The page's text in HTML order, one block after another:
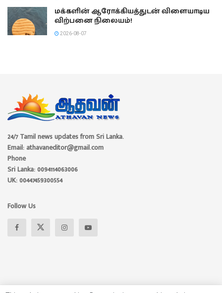
மக்களின் ஆரோக்கியத்துடன் விளையாடிய
விற்பனை நிலையம்!
2026-08-07
24/7 Tamil news updates from Sri Lanka.
Email: athavaneditor@gmail.com
Phone
Sri Lanka: 0094114063006
UK: 00447459300554
Follow Us